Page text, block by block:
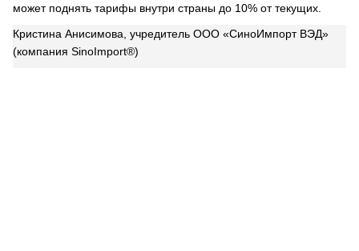
может поднять тарифы внутри страны до 10% от текущих.
Кристина Анисимова, учредитель ООО «СиноИмпорт ВЭД»
(компания SinoImport®)